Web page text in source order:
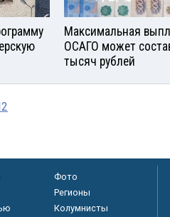
Максимальная
ОСАГО может
тысяч рублей
Фото
Регионы
Колумнисты